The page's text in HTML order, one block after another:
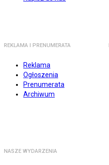
REKLAMA I PRENUMERATA
Reklama
Ogłoszenia
Prenumerata
Archiwum
NASZE WYDARZENIA